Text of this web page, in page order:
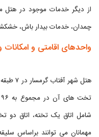
از دیگر خدمات موجود در
چمدان، خدمات بیدار باش،
واحدهای اقامتی و
شامل اتاق یک تخته، اتاق دو
مهمانان می توانند براساس